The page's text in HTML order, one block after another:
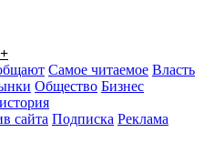
Самое читаемое Власть
Общество Бизнес
сайта Подписка Реклама